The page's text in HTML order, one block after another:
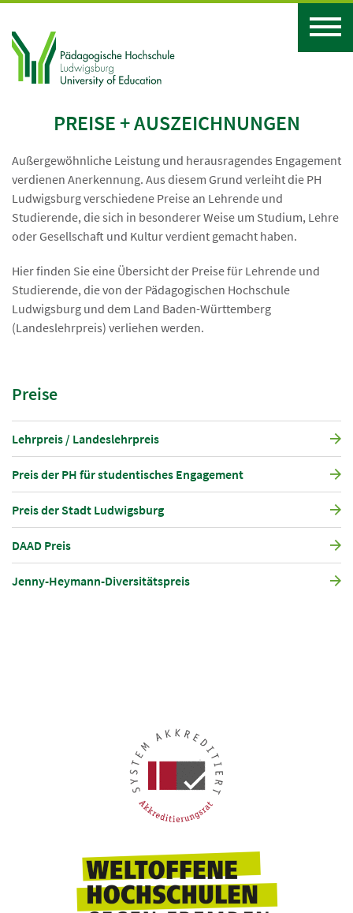
PREISE + AUSZEICHNUNGEN
Außergewöhnliche Leistung und herausragendes Engagement
verdienen Anerkennung. Aus diesem Grund verleiht die PH
Ludwigsburg verschiedene Preise an Lehrende und
Studierende, die sich in besonderer Weise um Studium, Lehre
oder Gesellschaft und Kultur verdient gemacht haben.
Hier finden Sie eine Übersicht der Preise für Lehrende und
Studierende, die von der Pädagogischen Hochschule
Ludwigsburg und dem Land Baden-Württemberg
(Landeslehrpreis) verliehen werden.
Preise
Lehrpreis / Landeslehrpreis
Preis der PH für studentisches Engagement
Preis der Stadt Ludwigsburg
DAAD Preis
Jenny-Heymann-Diversitätspreis